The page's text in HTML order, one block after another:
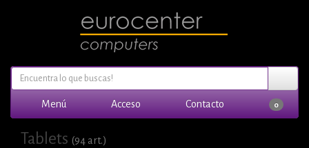
Menú Acceso Contacto 0
Tablets (94 art.)